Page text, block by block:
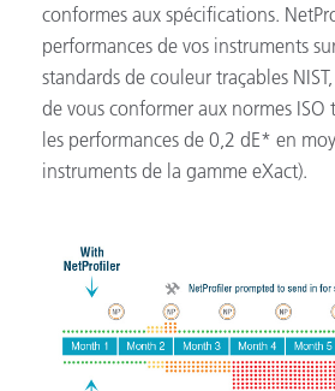
conformes aux spécifications.
performances de vos instruments
standards de couleur traçables
de vous conformer aux normes
les performances de 0,2 dE* en
instruments de la gamme eXact).